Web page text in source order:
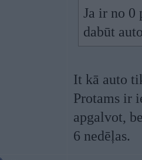
Ja ir no 0
dabūt
It kā auto
Protams ir
apgalvot,
6 nedēļas.